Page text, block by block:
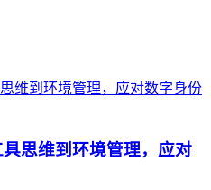
思维到环境管理，应对